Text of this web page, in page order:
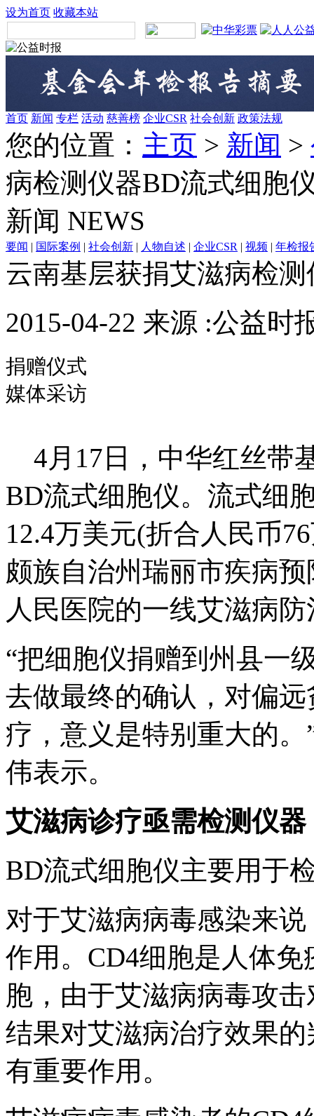
设为首页 收藏本站
首页 新闻 专栏 活动 慈善榜 企业CSR 社会创新 政策法规
您的位置： 主页 > 新闻 >
病检测仪器BD流式细胞
新闻 NEWS
要闻 | 国际案例 | 社会创新 | 人物自述 | 企业CSR | 视频 | 年检报
云南基层获捐艾滋病检
2015-04-22 来源 :公益时
捐赠仪式
媒体采访
4月17日，中华红丝带
BD流式细胞仪。流式细
12.4万美元(折合人民币
颇族自治州瑞丽市疾病
人民医院的一线艾滋病
“把细胞仪捐赠到州县一
去做最终的确认，对偏
疗，意义是特别重大的
伟表示。
艾滋病诊疗亟需检测仪器
BD流式细胞仪主要用于
对于艾滋病病毒感染来
作用。CD4细胞是人体
胞，由于艾滋病病毒攻
结果对艾滋病治疗效果
有重要作用。